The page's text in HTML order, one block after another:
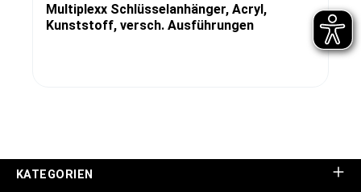
Multiplexx Schlüsselanhänger, Acryl,
Kunststoff, versch. Ausführungen
KATEGORIEN